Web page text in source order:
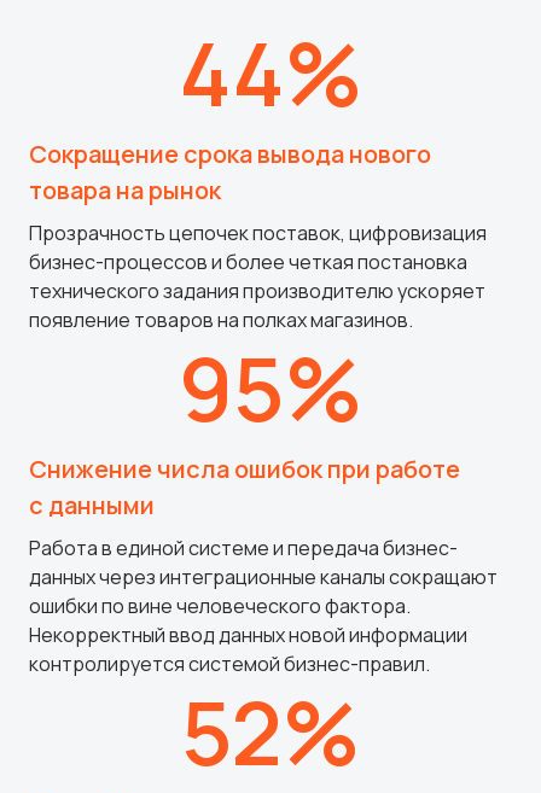
44%
Сокращение срока вывода нового
товара на рынок
Прозрачность цепочек поставок, цифровизация
бизнес-процессов и более четкая постановка
технического задания производителю ускоряет
появление товаров на полках магазинов.
95%
Снижение числа ошибок при работе
с данными
Работа в единой системе и передача бизнес-
данных через интеграционные каналы сокращают
ошибки по вине человеческого фактора.
Некорректный ввод данных новой информации
контролируется системой бизнес-правил.
52%